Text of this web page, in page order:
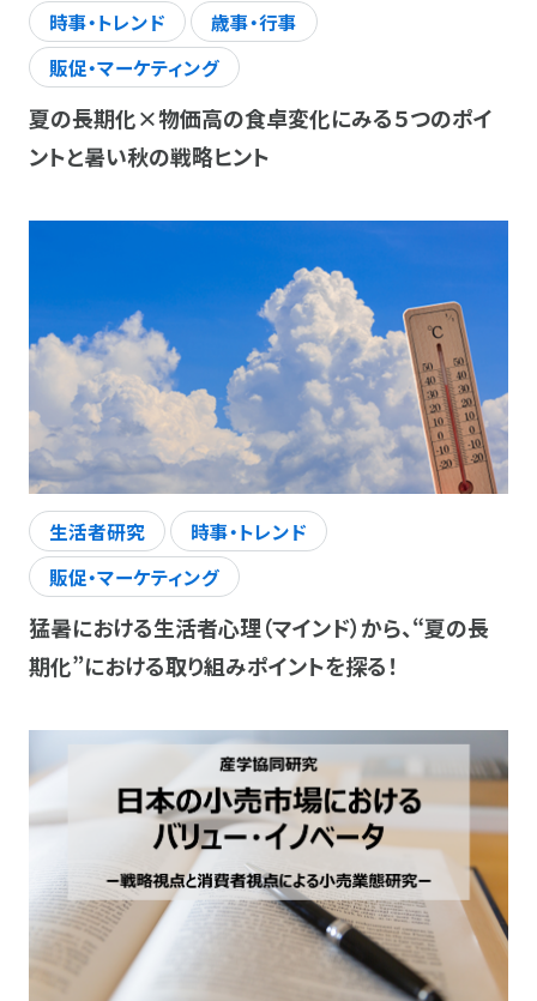
時事・トレンド
歳事・行事
販促・マーケティング
夏の長期化×物価高の食卓変化にみる５つのポイ
ントと暑い秋の戦略ヒント
生活者研究
時事・トレンド
販促・マーケティング
猛暑における生活者心理（マインド）から、“夏の長
期化”における取り組みポイントを探る！